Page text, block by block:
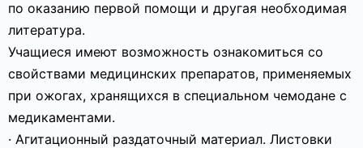
по оказанию первой помощи и другая необходимая
литература.
Учащиеся имеют возможность ознакомиться со
свойствами медицинских препаратов, применяемых
при ожогах, хранящихся в специальном чемодане с
медикаментами.
· Агитационный раздаточный материал. Листовки